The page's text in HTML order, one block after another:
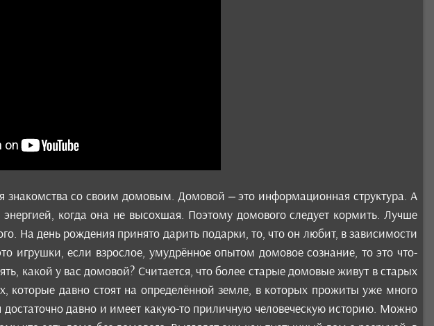
со своим домовым. Домовой – это информационная структура. А
энергией, когда она не высохшая. Поэтому домового следует кормить. Лучше
На день рождения принято дарить подарки, то, что он любит, в зависимости
игрушки, если взрослое, умудрённое опытом домовое сознание, то это что-
какой у вас домовой? Считается, что более старые домовые живут в старых
давно стоят на определённой земле, в которых прожиты уже много
давно и имеет какую-то приличную человеческую историю. Можно